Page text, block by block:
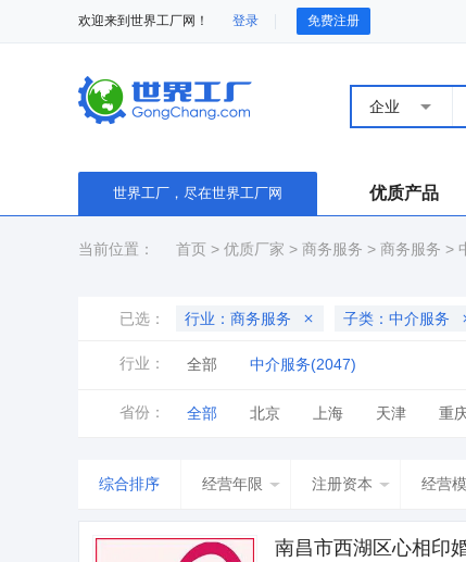
欢迎来到世界工厂网！ 登录 免费注册
企业
世界工厂，尽在世界工厂网 优质产品
当前位置： 首页 > 优质厂家 > 商务服务 > 商务服务 >
已选： 行业：商务服务 子类：中介服务
行业： 全部 中介服务(2047)
省份： 全部 北京 上海 天津 重
台湾 香港 澳门
综合排序 经营年限 注册资本 经营
南昌市西湖区心相印